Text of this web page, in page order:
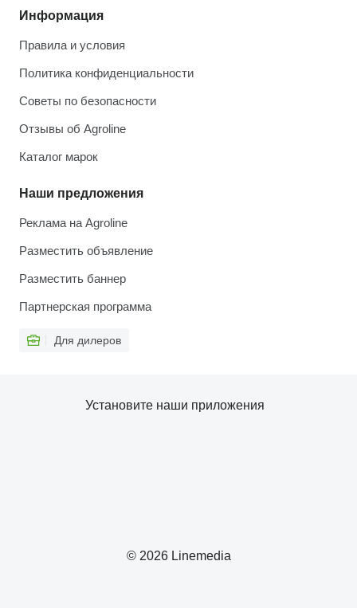
Информация
Правила и условия
Политика конфиденциальности
Советы по безопасности
Отзывы об Agroline
Каталог марок
Наши предложения
Реклама на Agroline
Разместить объявление
Разместить баннер
Партнерская программа
Для дилеров
© 2026 Linemedia
Установите наши приложения